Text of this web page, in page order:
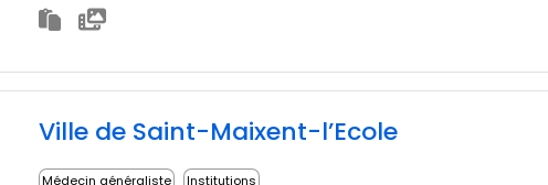
Ville de Saint-Maixent-l’Ecole
Médecin généraliste Institutions